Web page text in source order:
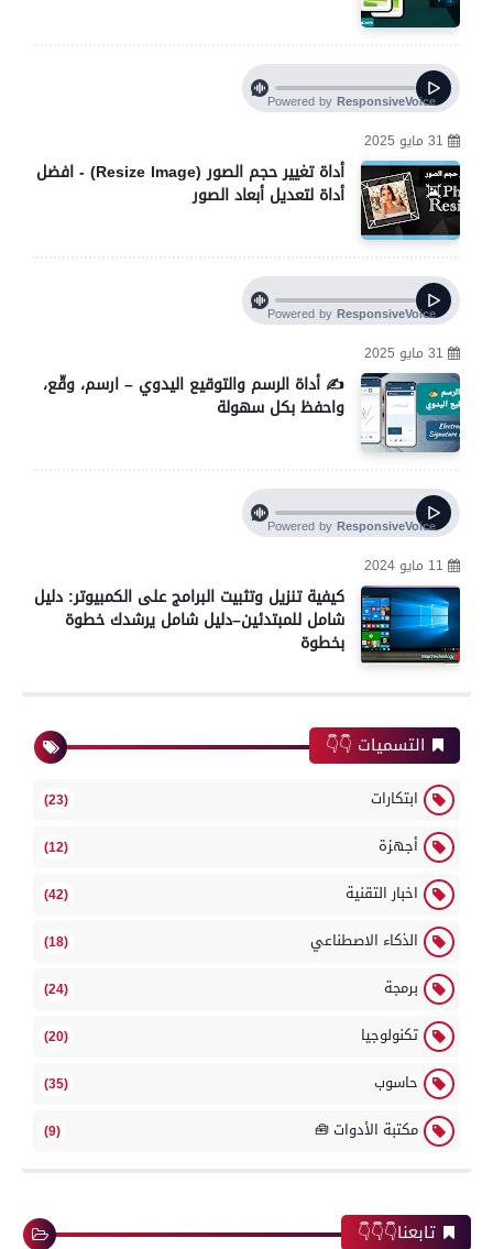
31 مايو 2025
أداة تغيير حجم الصور (Resize Image) - افضل
أداة لتعديل أبعاد الصور
31 مايو 2025
✍️ أداة الرسم والتوقيع اليدوي – ارسم، وقّع،
واحفظ بكل سهولة
11 مايو 2024
كيفية تنزيل وتثبيت البرامج على الكمبيوتر: دليل
شامل للمبتدئين–دليل شامل يرشدك خطوة
بخطوة
التسميات 👇👇
ابتكارات (23)
أجهزة (12)
اخبار التقنية (42)
الذكاء الاصطناعي (18)
برمجة (24)
تكنولوجيا (20)
حاسوب (35)
مكتبة الأدوات 🧰 (9)
تابعنا👇👇👇